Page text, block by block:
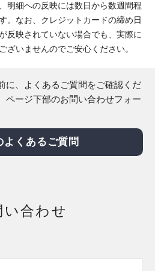
明細への反映には数日から数週間程
。なお、クレジットカードの締め日
反映されていない場合でも、実際に
ざいませんのでご安心ください。
に、よくあるご質問をご確認くだ
ページ下部のお問い合わせフォー
よくあるご質問
い合わせ